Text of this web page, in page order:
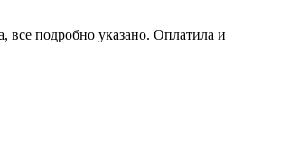
все подробно указано. Оплатила и